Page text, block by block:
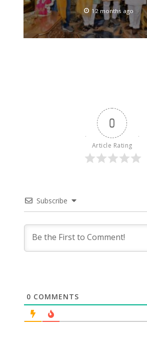
12 months ago
0
Article Rating
Subscribe
0 COMMENTS